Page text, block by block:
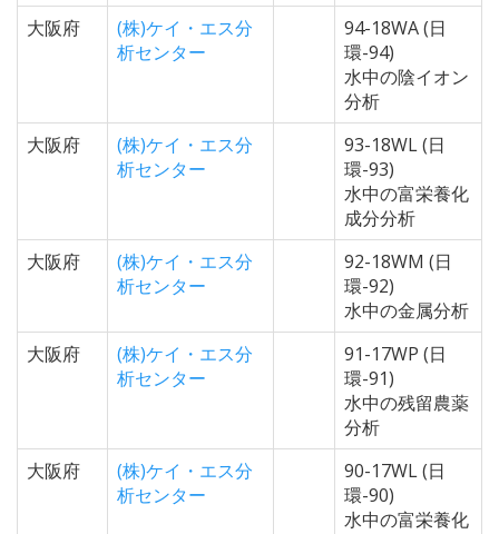
大阪府
(株)ケイ・エス分
析センター
94-18WA (日
環-94)
水中の陰イオン
分析
大阪府
(株)ケイ・エス分
析センター
93-18WL (日
環-93)
水中の富栄養化
成分分析
大阪府
(株)ケイ・エス分
析センター
92-18WM (日
環-92)
水中の金属分析
大阪府
(株)ケイ・エス分
析センター
91-17WP (日
環-91)
水中の残留農薬
分析
大阪府
(株)ケイ・エス分
析センター
90-17WL (日
環-90)
水中の富栄養化